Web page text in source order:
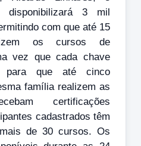
disponibilizará 3 mil
com que até 15
os cursos de
vez que cada chave
para que até cinco
família realizem as
certificações
cadastrados têm
de 30 cursos. Os